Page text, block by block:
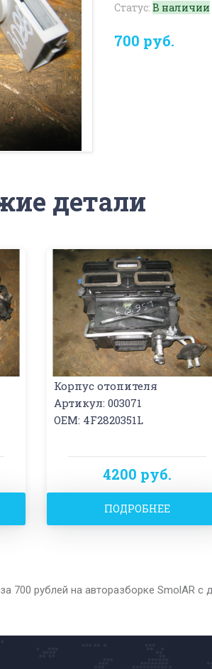
Статус: В наличии
700 руб.
детали
Корпус отопителя
Артикул: 003071
OEM: 4F2820351L
4200 руб.
ПОДРОБНЕЕ
700 рублей на авторазборке SmolAR с